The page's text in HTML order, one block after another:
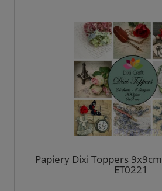
Papiery Dixi Toppers
ET0221